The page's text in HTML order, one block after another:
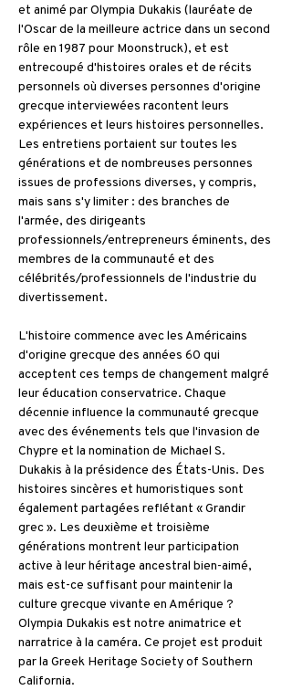
et animé par Olympia Dukakis (lauréate de
l'Oscar de la meilleure actrice dans un second
rôle en 1987 pour Moonstruck), et est
entrecoupé d'histoires orales et de récits
personnels où diverses personnes d'origine
grecque interviewées racontent leurs
expériences et leurs histoires personnelles.
Les entretiens portaient sur toutes les
générations et de nombreuses personnes
issues de professions diverses, y compris,
mais sans s'y limiter : des branches de
l'armée, des dirigeants
professionnels/entrepreneurs éminents, des
membres de la communauté et des
célébrités/professionnels de l'industrie du
divertissement.
L'histoire commence avec les Américains
d'origine grecque des années 60 qui
acceptent ces temps de changement malgré
leur éducation conservatrice. Chaque
décennie influence la communauté grecque
avec des événements tels que l'invasion de
Chypre et la nomination de Michael S.
Dukakis à la présidence des États-Unis. Des
histoires sincères et humoristiques sont
également partagées reflétant « Grandir
grec ». Les deuxième et troisième
générations montrent leur participation
active à leur héritage ancestral bien-aimé,
mais est-ce suffisant pour maintenir la
culture grecque vivante en Amérique ?
Olympia Dukakis est notre animatrice et
narratrice à la caméra. Ce projet est produit
par la Greek Heritage Society of Southern
California.